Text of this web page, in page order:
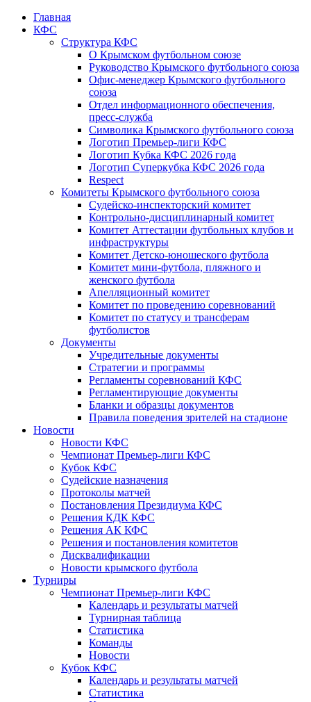
Главная
КФС
Структура КФС
О Крымском футбольном союзе
Руководство Крымского футбольного союза
Офис-менеджер Крымского футбольного
союза
Отдел информационного обеспечения,
пресс-служба
Символика Крымского футбольного союза
Логотип Премьер-лиги КФС
Логотип Кубка КФС 2026 года
Логотип Суперкубка КФС 2026 года
Respect
Комитеты Крымского футбольного союза
Судейско-инспекторский комитет
Контрольно-дисциплинарный комитет
Комитет Аттестации футбольных клубов и
инфраструктуры
Комитет Детско-юношеского футбола
Комитет мини-футбола, пляжного и
женского футбола
Апелляционный комитет
Комитет по проведению соревнований
Комитет по статусу и трансферам
футболистов
Документы
Учредительные документы
Стратегии и программы
Регламенты соревнований КФС
Регламентирующие документы
Бланки и образцы документов
Правила поведения зрителей на стадионе
Новости
Новости КФС
Чемпионат Премьер-лиги КФС
Кубок КФС
Судейские назначения
Протоколы матчей
Постановления Президиума КФС
Решения КДК КФС
Решения АК КФС
Решения и постановления комитетов
Дисквалификации
Новости крымского футбола
Турниры
Чемпионат Премьер-лиги КФС
Календарь и результаты матчей
Турнирная таблица
Статистика
Команды
Новости
Кубок КФС
Календарь и результаты матчей
Статистика